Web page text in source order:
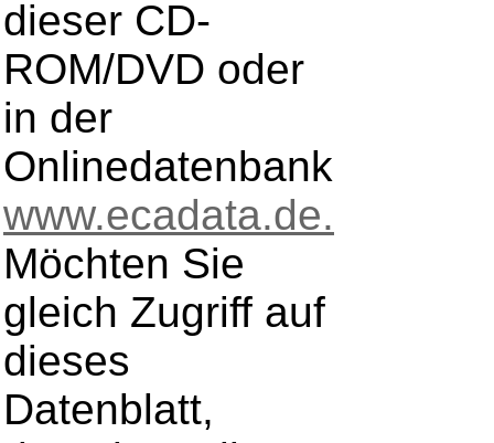
dieser CD-
ROM/DVD oder
in der
Onlinedatenbank
www.ecadata.de.
Möchten Sie
gleich Zugriff auf
dieses
Datenblatt,